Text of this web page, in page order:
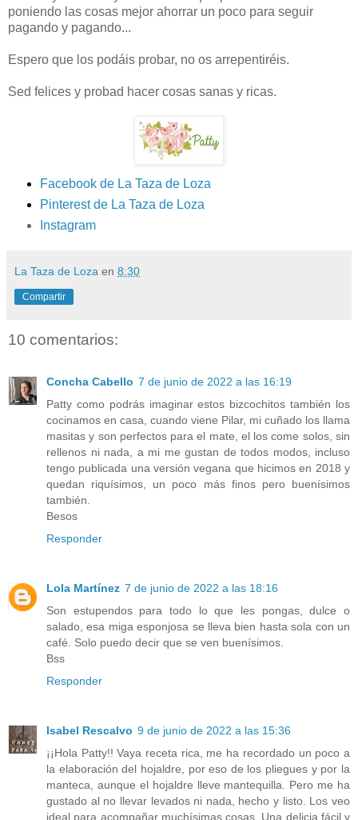
poniendo las cosas mejor ahorrar un poco para seguir
pagando y pagando...
Espero que los podáis probar, no os arrepentiréis.
Sed felices y probad hacer cosas sanas y ricas.
Facebook de La Taza de Loza
Pinterest de La Taza de Loza
Instagram
La Taza de Loza en 8:30
Compartir
10 comentarios:
Concha Cabello 7 de junio de 2022 a las 16:19
Patty como podrás imaginar estos bizcochitos también los
cocinamos en casa, cuando viene Pilar, mi cuñado los llama
masitas y son perfectos para el mate, el los come solos, sin
rellenos ni nada, a mi me gustan de todos modos, incluso
tengo publicada una versión vegana que hicimos en 2018 y
quedan riquísimos, un poco más finos pero buenísimos
también.
Besos
Responder
Lola Martínez 7 de junio de 2022 a las 18:16
Son estupendos para todo lo que les pongas, dulce o
salado, esa miga esponjosa se lleva bien hasta sola con un
café. Solo puedo decir que se ven buenísimos.
Bss
Responder
Isabel Rescalvo 9 de junio de 2022 a las 15:36
¡¡Hola Patty!! Vaya receta rica, me ha recordado un poco a
la elaboración del hojaldre, por eso de los pliegues y por la
manteca, aunque el hojaldre lleve mantequilla. Pero me ha
gustado al no llevar levados ni nada, hecho y listo. Los veo
ideal para acompañar muchísimas cosas. Una delicia fácil y